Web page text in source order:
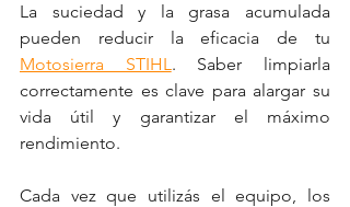
La suciedad y la grasa acumulada
Motosierra STIHL. Saber limpiarla
correctamente es clave para alargar su
vida útil y garantizar el máximo
rendimiento.
Cada vez que utilizás el equipo, los